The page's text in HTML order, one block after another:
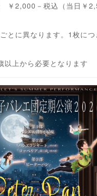
￥2,000－税込（当日￥
とに異なります。1枚に
以上から必要となります